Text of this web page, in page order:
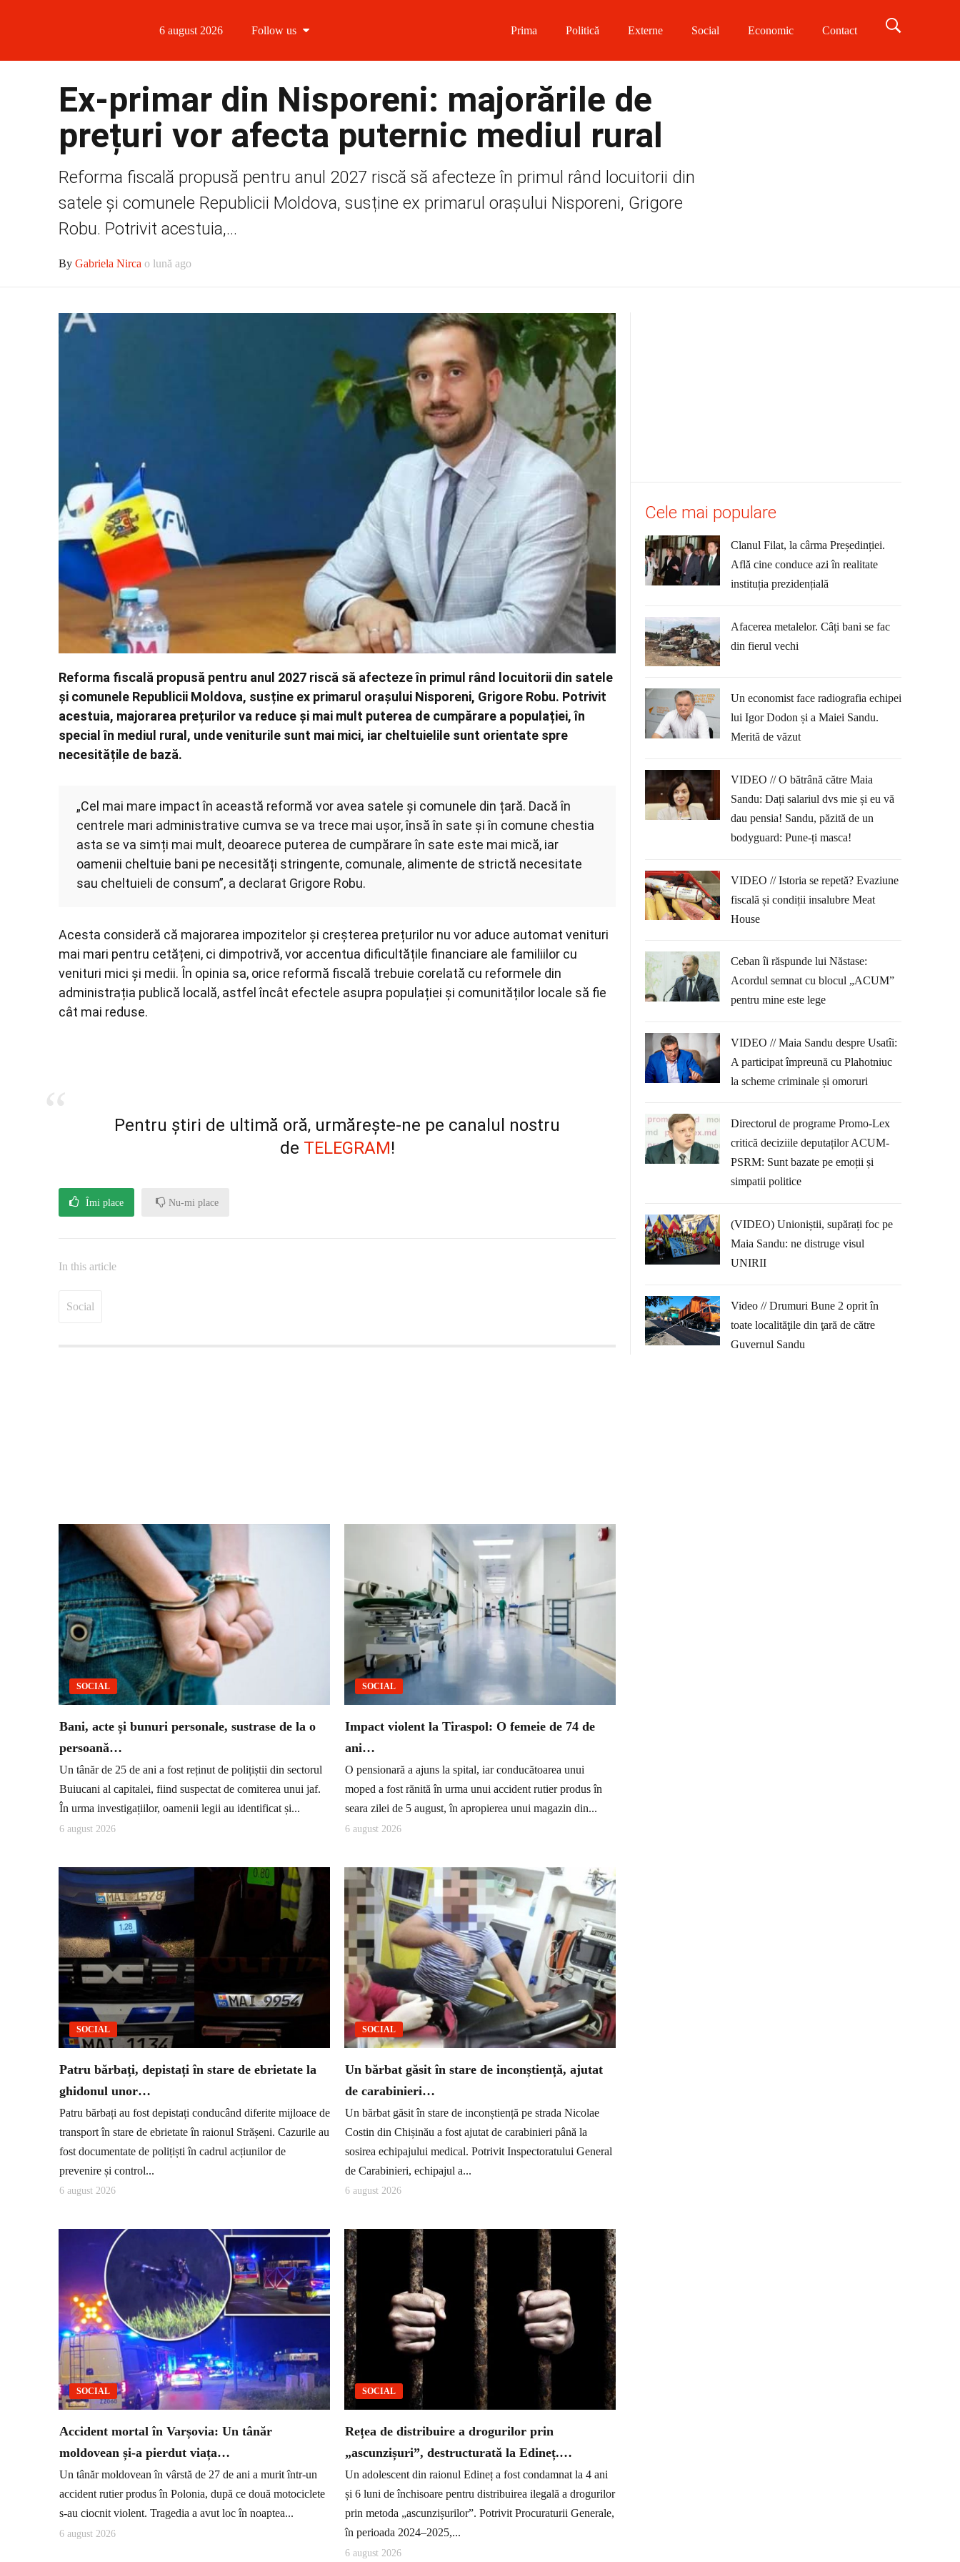
6 august 2026 Follow us
Follow us on Twitter
Prima Politică Externe Social Economic Contact
Ex-primar din Nisporeni: majorările de
prețuri vor afecta puternic mediul rural
Reforma fiscală propusă pentru anul 2027 riscă să afecteze în primul rând locuitorii din
satele și comunele Republicii Moldova, susține ex primarul orașului Nisporeni, Grigore
Robu. Potrivit acestuia,...
By Gabriela Nirca o lună ago
Reforma fiscală propusă pentru anul 2027 riscă să afecteze în primul rând locuitorii din satele
și comunele Republicii Moldova, susține ex primarul orașului Nisporeni, Grigore Robu. Potrivit
acestuia, majorarea prețurilor va reduce și mai mult puterea de cumpărare a populației, în
special în mediul rural, unde veniturile sunt mai mici, iar cheltuielile sunt orientate spre
necesitățile de bază.
„Cel mai mare impact în această reformă vor avea satele și comunele din țară. Dacă în
centrele mari administrative cumva se va trece mai ușor, însă în sate și în comune chestia
asta se va simți mai mult, deoarece puterea de cumpărare în sate este mai mică, iar
oamenii cheltuie bani pe necesități stringente, comunale, alimente de strictă necesitate
sau cheltuieli de consum”, a declarat Grigore Robu.
Acesta consideră că majorarea impozitelor și creșterea prețurilor nu vor aduce automat venituri
mai mari pentru cetățeni, ci dimpotrivă, vor accentua dificultățile financiare ale familiilor cu
venituri mici și medii. În opinia sa, orice reformă fiscală trebuie corelată cu reformele din
administrația publică locală, astfel încât efectele asupra populației și comunităților locale să fie
cât mai reduse.
Pentru știri de ultimă oră, urmărește-ne pe canalul nostru
de TELEGRAM!
Îmi place Nu-mi place
In this article
Social
SOCIAL
Bani, acte și bunuri personale, sustrase de la o
persoană…
Un tânăr de 25 de ani a fost reținut de polițiștii din sectorul
Buiucani al capitalei, fiind suspectat de comiterea unui jaf.
În urma investigațiilor, oamenii legii au identificat și...
6 august 2026
SOCIAL
Impact violent la Tiraspol: O femeie de 74 de
ani…
O pensionară a ajuns la spital, iar conducătoarea unui
moped a fost rănită în urma unui accident rutier produs în
seara zilei de 5 august, în apropierea unui magazin din...
6 august 2026
SOCIAL
Patru bărbați, depistați în stare de ebrietate la
ghidonul unor…
Patru bărbați au fost depistați conducând diferite mijloace de
transport în stare de ebrietate în raionul Strășeni. Cazurile au
fost documentate de polițiști în cadrul acțiunilor de
prevenire și control...
6 august 2026
SOCIAL
Un bărbat găsit în stare de inconștiență, ajutat
de carabinieri…
Un bărbat găsit în stare de inconștiență pe strada Nicolae
Costin din Chișinău a fost ajutat de carabinieri până la
sosirea echipajului medical. Potrivit Inspectoratului General
de Carabinieri, echipajul a...
6 august 2026
SOCIAL
Accident mortal în Varșovia: Un tânăr
moldovean și-a pierdut viața…
Un tânăr moldovean în vârstă de 27 de ani a murit într-un
accident rutier produs în Polonia, după ce două motociclete
s-au ciocnit violent. Tragedia a avut loc în noaptea...
6 august 2026
SOCIAL
Rețea de distribuire a drogurilor prin
„ascunzișuri”, destructurată la Edineț.…
Un adolescent din raionul Edineț a fost condamnat la 4 ani
și 6 luni de închisoare pentru distribuirea ilegală a drogurilor
prin metoda „ascunzișurilor”. Potrivit Procuraturii Generale,
în perioada 2024–2025,...
6 august 2026
Cele mai populare
Clanul Filat, la cârma Președinției.
Află cine conduce azi în realitate
instituția prezidențială
Afacerea metalelor. Câți bani se fac
din fierul vechi
Un economist face radiografia echipei
lui Igor Dodon și a Maiei Sandu.
Merită de văzut
VIDEO // O bătrână către Maia
Sandu: Dați salariul dvs mie și eu vă
dau pensia! Sandu, păzită de un
bodyguard: Pune-ți masca!
VIDEO // Istoria se repetă? Evaziune
fiscală și condiții insalubre Meat
House
Ceban îi răspunde lui Năstase:
Acordul semnat cu blocul „ACUM”
pentru mine este lege
VIDEO // Maia Sandu despre Usatîi:
A participat împreună cu Plahotniuc
la scheme criminale și omoruri
Directorul de programe Promo-Lex
critică deciziile deputaților ACUM-
PSRM: Sunt bazate pe emoții și
simpatii politice
(VIDEO) Unioniștii, supărați foc pe
Maia Sandu: ne distruge visul
UNIRII
Video // Drumuri Bune 2 oprit în
toate localităţile din ţară de către
Guvernul Sandu